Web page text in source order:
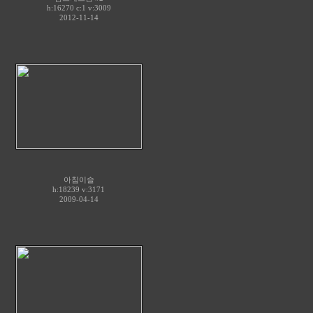
h:16270 c:1 v:3009
2012-11-14
아침이슬
h:18239 v:3171
2009-04-14